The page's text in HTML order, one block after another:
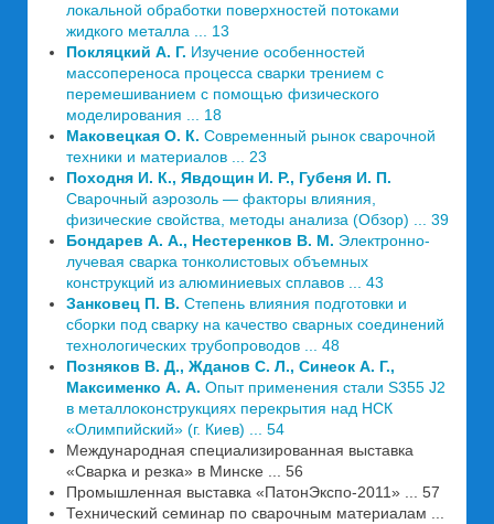
локальной обработки поверхностей потоками
жидкого металла ... 13
Покляцкий А. Г. Изучение особенностей
массопереноса процесса сварки трением с
перемешиванием с помощью физического
моделирования ... 18
Маковецкая О. К. Современный рынок сварочной
техники и материалов ... 23
Походня И. К., Явдощин И. Р., Губеня И. П.
Сварочный аэрозоль — факторы влияния,
физические свойства, методы анализа (Обзор) ... 39
Бондарев А. А., Нестеренков В. М. Электронно-
лучевая сварка тонколистовых объемных
конструкций из алюминиевых сплавов ... 43
Занковец П. В. Степень влияния подготовки и
сборки под сварку на качество сварных соединений
технологических трубопроводов ... 48
Позняков В. Д., Жданов С. Л., Синеок А. Г.,
Максименко А. А. Опыт применения стали S355 J2
в металлоконструкциях перекрытия над НСК
«Олимпийский» (г. Киев) ... 54
Международная специализированная выставка
«Сварка и резка» в Минске ... 56
Промышленная выставка «ПатонЭкспо-2011» ... 57
Технический семинар по сварочным материалам ...